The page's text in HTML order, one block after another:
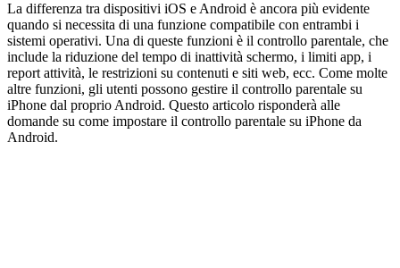
La differenza tra dispositivi iOS e Android è ancora più evidente
quando si necessita di una funzione compatibile con entrambi i
sistemi operativi. Una di queste funzioni è il controllo parentale, che
include la riduzione del tempo di inattività schermo, i limiti app, i
report attività, le restrizioni su contenuti e siti web, ecc. Come molte
altre funzioni, gli utenti possono gestire il controllo parentale su
iPhone dal proprio Android. Questo articolo risponderà alle
domande su come impostare il controllo parentale su iPhone da
Android.